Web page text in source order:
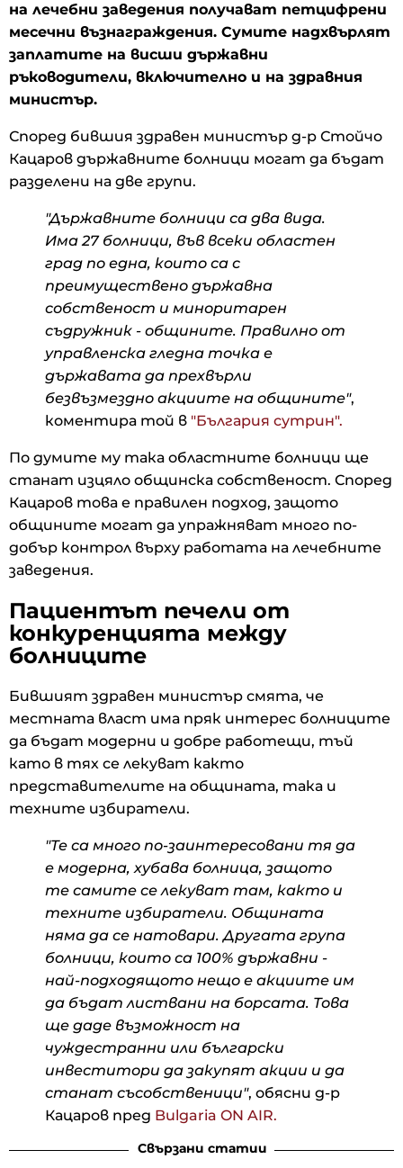
на лечебни заведения получават петцифрени
месечни възнаграждения. Сумите надхвърлят
заплатите на висши държавни
ръководители, включително и на здравния
министър.
Според бившия здравен министър д-р Стойчо
Кацаров държавните болници могат да бъдат
разделени на две групи.
"Държавните болници са два вида.
Има 27 болници, във всеки областен
град по една, които са с
преимуществено държавна
собственост и миноритарен
съдружник - общините. Правилно от
управленска гледна точка е
държавата да прехвърли
безвъзмездно акциите на общините",
коментира той в "България сутрин".
По думите му така областните болници ще
станат изцяло общинска собственост. Според
Кацаров това е правилен подход, защото
общините могат да упражняват много по-
добър контрол върху работата на лечебните
заведения.
Пациентът печели от
конкуренцията между
болниците
Бившият здравен министър смята, че
местната власт има пряк интерес болниците
да бъдат модерни и добре работещи, тъй
като в тях се лекуват както
представителите на общината, така и
техните избиратели.
"Те са много по-заинтересовани тя да
е модерна, хубава болница, защото
те самите се лекуват там, както и
техните избиратели. Общината
няма да се натовари. Другата група
болници, които са 100% държавни -
най-подходящото нещо е акциите им
да бъдат листвани на борсата. Това
ще даде възможност на
чуждестранни или български
инвеститори да закупят акции и да
станат съсобственици", обясни д-р
Кацаров пред Bulgaria ON AIR.
Свързани статии